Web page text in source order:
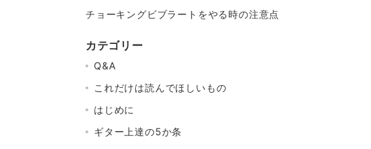
チョーキングビブラートをやる時の注意点
カテゴリー
Q&A
これだけは読んでほしいもの
はじめに
ギター上達の5か条